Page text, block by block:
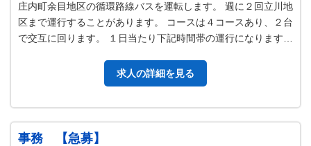
庄内町余目地区の循環路線バスを運転します。 週に２回立川地
区まで運行することがあります。 コースは４コースあり、２台
で交互に回ります。 １日当たり下記時間帯の運行になります。
求人の詳細を見る
事務 【急募】